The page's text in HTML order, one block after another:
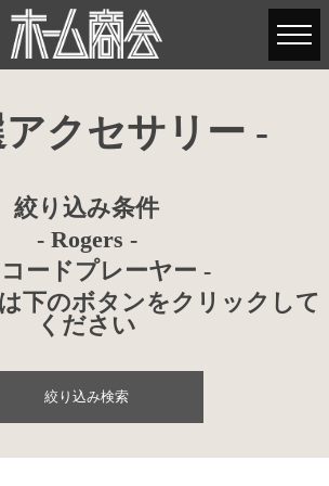
クセサリー -
絞り込み条件
- Rogers -
ードプレーヤー -
下のボタンをクリックして
ください
絞り込み検索